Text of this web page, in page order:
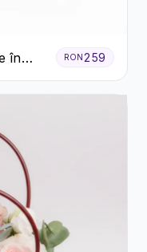
în
RON259